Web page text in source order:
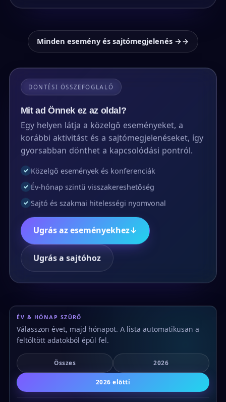
Minden esemény és sajtómegjelenés →
DÖNTÉSI ÖSSZEFOGLALÓ
Mit ad Önnek ez az oldal?
Egy helyen látja a közelgő eseményeket, a
korábbi aktivitást és a sajtómegjelenéseket, így
gyorsabban dönthet a kapcsolódási pontról.
✓ Közelgő események és konferenciák
✓ Év-hónap szintű visszakereshetőség
✓ Sajtó és szakmai hitelességi nyomvonal
Ugrás az eseményekhez↓
Ugrás a sajtóhoz
ÉV & HÓNAP SZŰRŐ
Válasszon évet, majd hónapot. A lista automatikusan a
feltöltött adatokból épül fel.
Összes 2026
2026 előtti